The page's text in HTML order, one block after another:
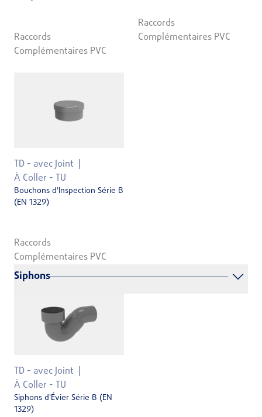
Raccords
Complémentaires PVC
Raccords
Complémentaires PVC
TD - avec Joint
À Coller - TU
Bouchons d'Inspection Série B
(EN 1329)
Raccords
Complémentaires PVC
Siphons
TD - avec Joint
À Coller - TU
Siphons d'Évier Série B (EN
1329)